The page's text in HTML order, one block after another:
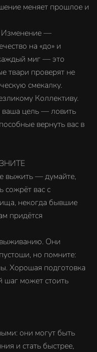
меняет прошлое и
Изменение —
на «до» и
миг — это
твари проверят не
смекалку.
Коллективу.
цель — ловить
вернуть вас в
выжить — думайте,
сожрёт вас с
некогда бывшие
придётся
Они
но помните:
Хорошая подготовка
шаг может стоить
они могут быть
и стать быстрее,